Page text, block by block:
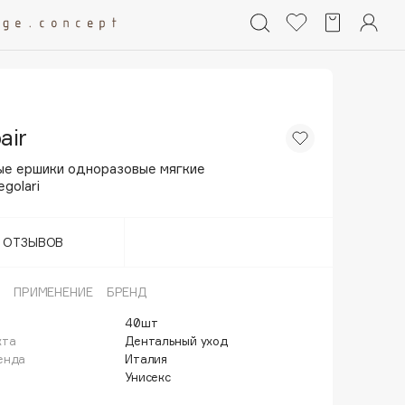
ершики одноразовые мягкие
ОТЗЫВОВ
ПРИМЕНЕНИЕ БРЕНД
40шт
Дентальный уход
Италия
Унисекс